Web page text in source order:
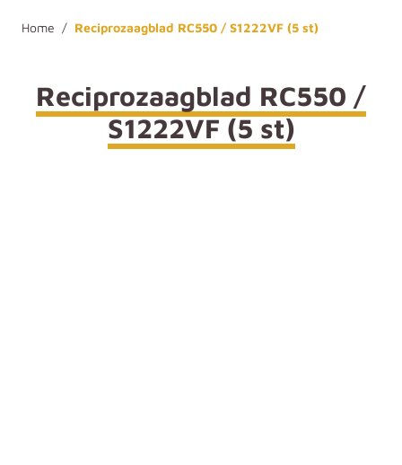
Home / Reciprozaagblad RC550 / S1222VF (5 st)
Reciprozaagblad RC550 /
S1222VF (5 st)